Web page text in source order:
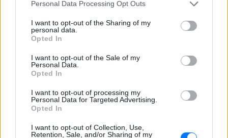
Personal Data Processing Opt Outs
I want to opt-out of the Sharing of my
personal data.
Opted In
I want to opt-out of the Sale of my
Personal Data.
Opted In
I want to opt-out of processing my
Personal Data for Targeted Advertising.
Opted In
I want to opt-out of Collection, Use,
Retention, Sale, and/or Sharing of my
2026‑2027: Ποια ΑΦΜ
ξέρετε
στις 21 Αυγούστου 2026, με επιδότηση
έως 600 ευρώ ανάλογα με την κατηγορία
δικαιούχου και την περίοδο διαμονής.